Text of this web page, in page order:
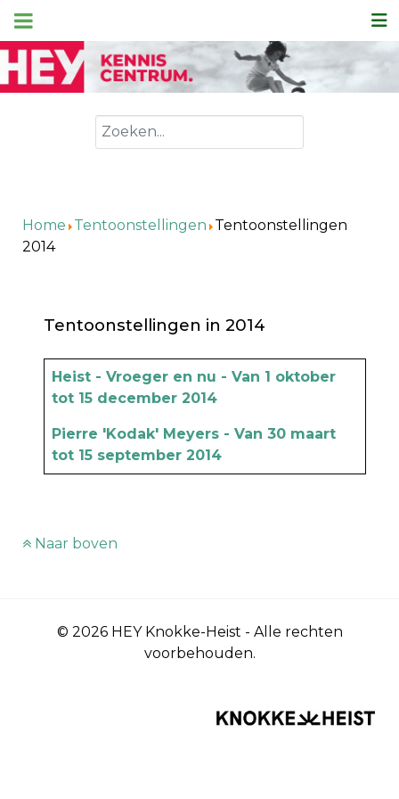
Zoeken
Home Tentoonstellingen Tentoonstellingen
2014
Tentoonstellingen in 2014
Artikels
Titel
Heist - Vroeger en nu - Van 1 oktober
tot 15 december 2014
Pierre 'Kodak' Meyers - Van 30 maart
tot 15 september 2014
Naar boven
© 2026 HEY Knokke-Heist - Alle rechten
voorbehouden.